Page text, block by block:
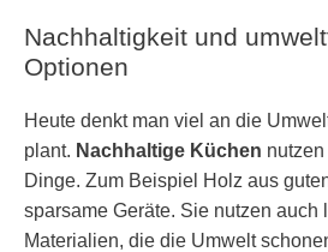
Nachhaltigkeit und
Optionen
Heute denkt man viel an die
plant. Nachhaltige Küchen
Dinge. Zum Beispiel Holz aus
sparsame Geräte. Sie nutzen auch
Materialien, die die Umwelt